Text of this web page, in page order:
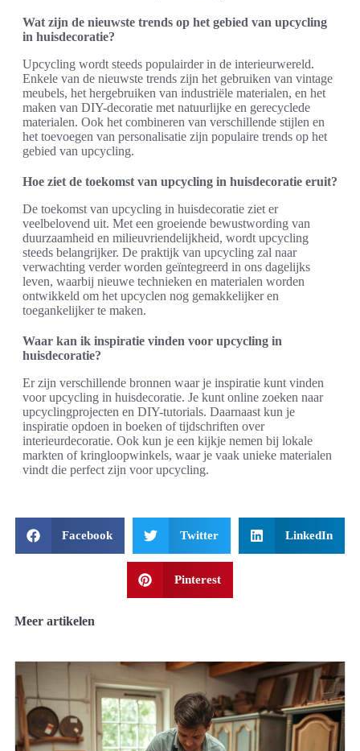
Wat zijn de nieuwste trends op het gebied van upcycling
in huisdecoratie?
Upcycling wordt steeds populairder in de interieurwereld.
Enkele van de nieuwste trends zijn het gebruiken van vintage
meubels, het hergebruiken van industriële materialen, en het
maken van DIY-decoratie met natuurlijke en gerecyclede
materialen. Ook het combineren van verschillende stijlen en
het toevoegen van personalisatie zijn populaire trends op het
gebied van upcycling.
Hoe ziet de toekomst van upcycling in huisdecoratie eruit?
De toekomst van upcycling in huisdecoratie ziet er
veelbelovend uit. Met een groeiende bewustwording van
duurzaamheid en milieuvriendelijkheid, wordt upcycling
steeds belangrijker. De praktijk van upcycling zal naar
verwachting verder worden geïntegreerd in ons dagelijks
leven, waarbij nieuwe technieken en materialen worden
ontwikkeld om het upcyclen nog gemakkelijker en
toegankelijker te maken.
Waar kan ik inspiratie vinden voor upcycling in
huisdecoratie?
Er zijn verschillende bronnen waar je inspiratie kunt vinden
voor upcycling in huisdecoratie. Je kunt online zoeken naar
upcyclingprojecten en DIY-tutorials. Daarnaast kun je
inspiratie opdoen in boeken of tijdschriften over
interieurdecoratie. Ook kun je een kijkje nemen bij lokale
markten of kringloopwinkels, waar je vaak unieke materialen
vindt die perfect zijn voor upcycling.
Facebook Twitter LinkedIn
Pinterest
Meer artikelen